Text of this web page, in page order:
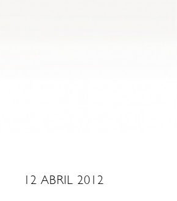
12 ABRIL 2012